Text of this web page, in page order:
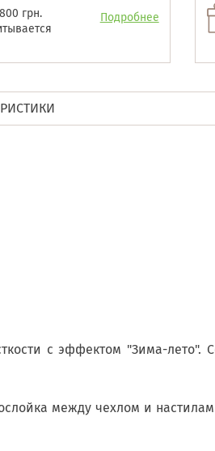
грн.
Подробнее
с эффектом "Зима-
между чехлом и